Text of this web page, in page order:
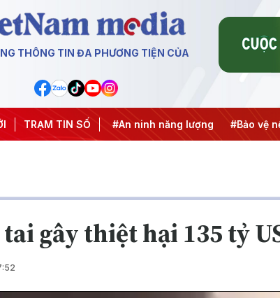
THÔNG TIN ĐA PHƯƠNG TIỆN CỦA
TRẠM TIN SỐ
Đông #An ninh năng lượng #Bảo vệ nền tảng tư
gây thiệt hại 135 tỷ